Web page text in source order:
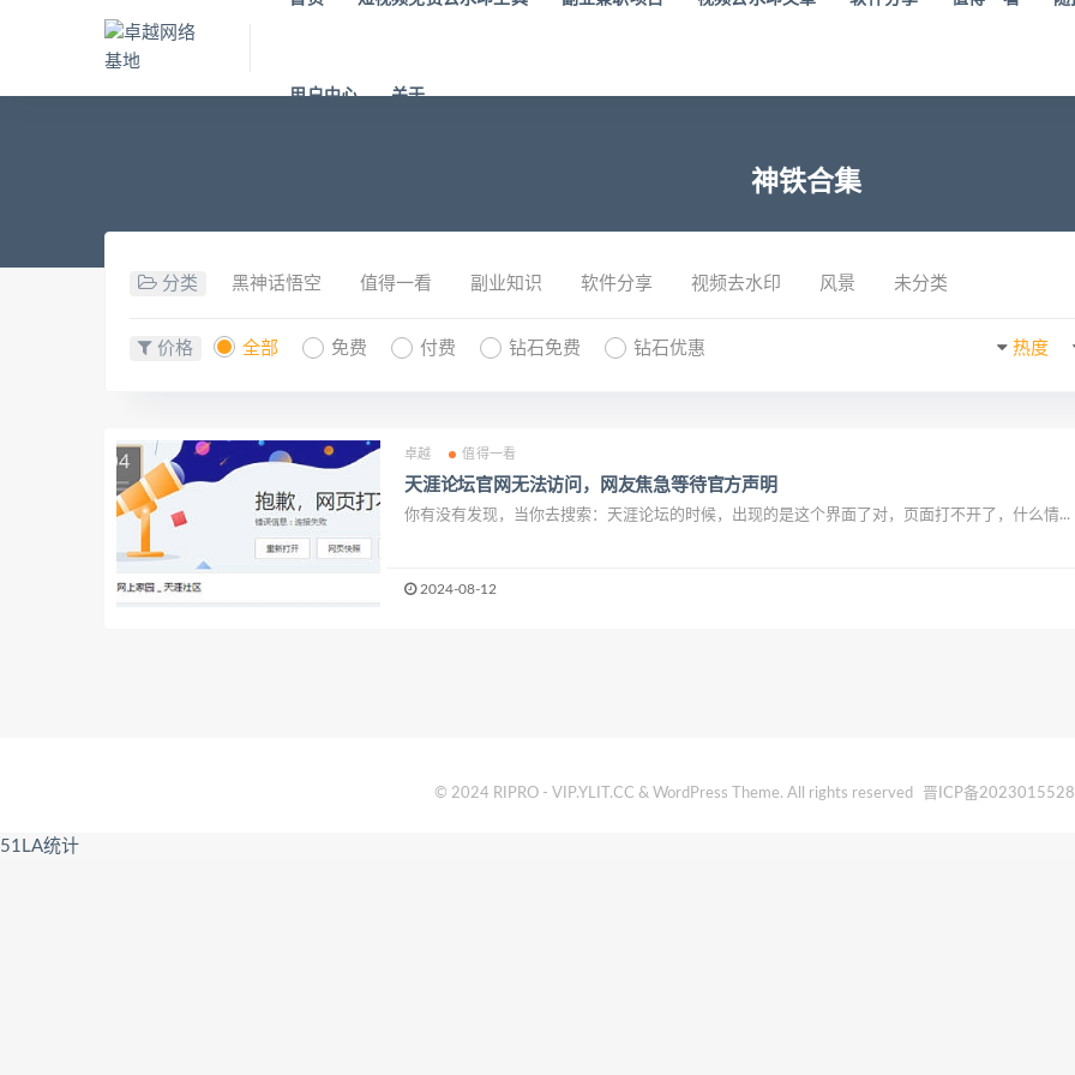
用户中心 关于
神铁合集
分类 黑神话悟空 值得一看 副业知识 软件分享 视频去水印 风景 未分类
价格 全部 免费 付费 钻石免费 钻石优惠 热度
卓越 值得一看
天涯论坛官网无法访问，网友焦急等待官方声明
你有没有发现，当你去搜索：天涯论坛的时候，出现的是这个界面了对，页面打不开了，什么情...
2024-08-12
© 2024 RIPRO - VIP.YLIT.CC & WordPress Theme. All rights reserved 晋ICP备
51LA统计